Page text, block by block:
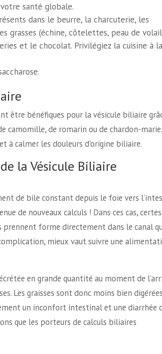
santé globale.
dans le beurre, la charcuterie, les
grasses (échine, côtelettes, peau de
et le chocolat. Privilégiez la cuisine à la
être bénéfiques pour la vésicule biliaire
camomille, de romarin ou de chardon-marie.
à calmer les douleurs d'origine biliaire.
la Vésicule Biliaire
de bile constant depuis le foie vers
de nouveaux calculs ! Dans ces cas, certes
prennent forme directement dans le canal
mieux vaut suivre une
en grande quantité au moment de
Les graisses sont donc moins bien digérées
un inconfort intestinal et une diarrhée
que les porteurs de calculs biliaires